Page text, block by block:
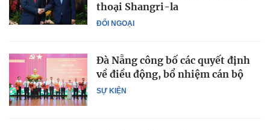
ĐỐI NGOẠI
thoại Shangri-la
SỰ KIỆN
Đà Nẵng công bố các quyết định
về điều động, bổ nhiệm cán bộ